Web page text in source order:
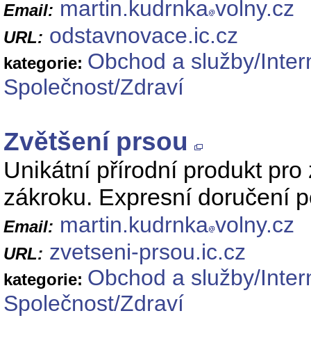
Email: martin.kudrnka volny.cz
URL: odstavnovace.ic.cz
kategorie: Obchod a služby/
Společnost/Zdraví
Zvětšení prsou
Unikátní přírodní produkt
zákroku. Expresní doručení
Email: martin.kudrnka volny.cz
URL: zvetseni-prsou.ic.cz
kategorie: Obchod a služby/
Společnost/Zdraví